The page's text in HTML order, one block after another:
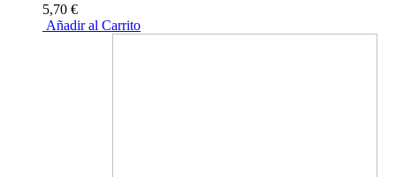
5,70 €
Añadir al Carrito